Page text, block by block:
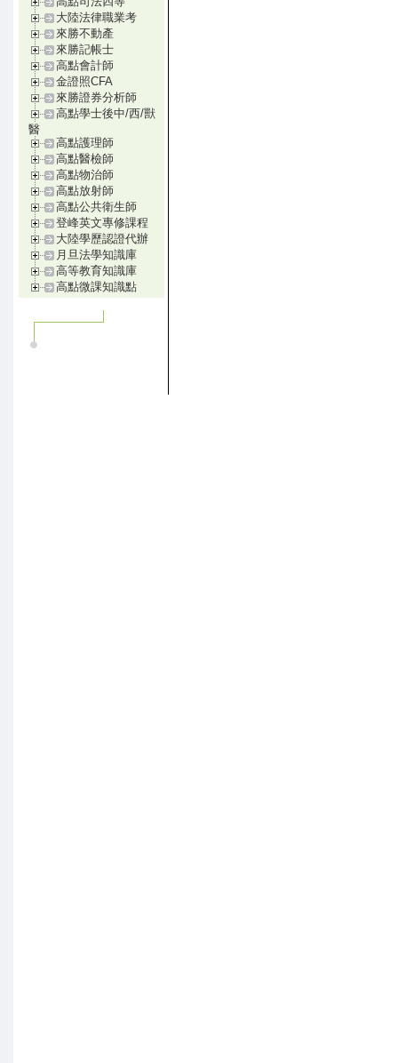
大陸法律職業考
來勝不動產
來勝記帳士
高點會計師
金證照CFA
來勝證券分析師
高點學士後中/西/獸
醫
高點護理師
高點醫檢師
高點物治師
高點放射師
高點公共衛生師
登峰英文專修課程
大陸學歷認證代辦
月旦法學知識庫
高等教育知識庫
高點微課知識點